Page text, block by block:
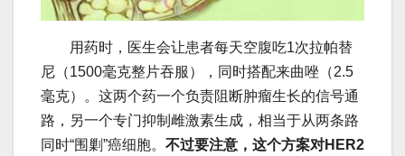
用药时，医生会让患者每天空腹吃1次拉帕替
尼（1500毫克整片吞服），同时搭配来曲唑（2.5
毫克）。这两个药一个负责阻断肿瘤生长的信号通
路，另一个专门抑制雌激素生成，相当于从两条路
同时“围剿”癌细胞。 不过要注意，这个方案对HER2